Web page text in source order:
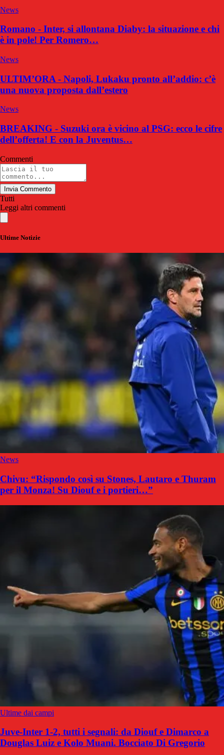
News
Romano - Inter, si allontana Diaby: la situazione e chi
è in pole! Per Romero…
News
ULTIM’ORA - Napoli, Lukaku pronto all’addio: c’è
una nuova proposta dall’estero
News
BREAKING - Suzuki ora è vicino al PSG: ecco le cifre
dell’offerta! E con la Juventus…
Commenti
Invia Commento
Tutti
Leggi altri commenti
Ultime Notizie
News
Chivu: “Rispondo così su Stones, Lautaro e Thuram
per il Monza! Su Diouf e i portieri…”
Ultime dai campi
Juve-Inter 1-2, tutti i segnali: da Diouf e Dimarco a
Douglas Luiz e Kolo Muani. Bocciato Di Gregorio